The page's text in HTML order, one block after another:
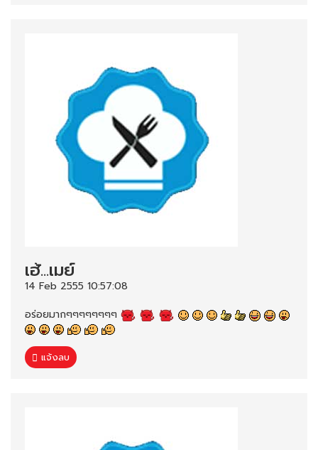
เฮ้...เมย์
14 Feb 2555 10:57:08
อร่อยมากๆๆๆๆๆๆๆๆ
แจ้งลบ